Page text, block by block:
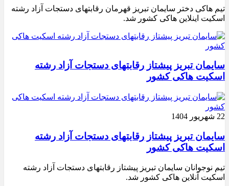
تیم هاکی دختر سایمان تبریز قهرمان رقابتهای دستجات آزاد رشته
اسکیت اینلاین هاکی کشور شد.
سایمان تبریز پیشتاز رقابتهای دستجات آزاد رشته
اسکیت هاکی کشور
22 شهریور 1404
سایمان تبریز پیشتاز رقابتهای دستجات آزاد رشته
اسکیت هاکی کشور
تیم نوجوانان سایمان تبریز پیشتاز رقابتهای دستجات آزاد رشته
اسکیت آنلاین هاکی کشور شد.